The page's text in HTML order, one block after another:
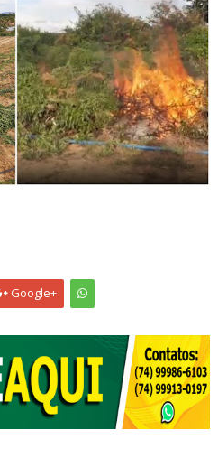
Google+